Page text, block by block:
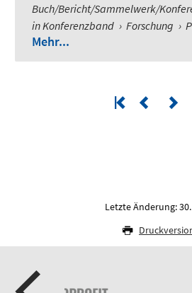
Buch/Bericht/Sammelwerk/
in Konferenzband › Forschung ›
Mehr...
Letzte Änderung: